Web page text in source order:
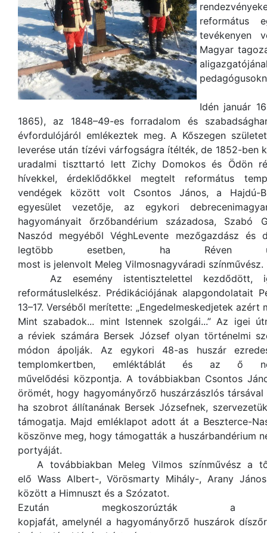
református
tevékenyen
Magyar
Idén január
1865), az 1848–49-es forradalom és
évfordulójáról emlékeztek meg. A Kőszegen
leverése után tízévi várfogságra ítélték, de 1852-ben
uradalmi tiszttartó lett Zichy Domokos és Ödön
hívekkel, érdeklődőkkel megtelt református
vendégek között volt Csontos János, a Hajdú-
egyesület vezetője, az egykori
hagyományait őrzőbandérium századosa, Szabó
Naszód megyéből VéghLevente mezőgazdász
legtöbb esetben, ha Réven
most is jelenvolt Meleg Vilmosnagyváradi színművész.
Az esemény istentisztelettel kezdődött,
reformátuslelkész. Prédikációjának alapgondolatait
13–17. Verséből merítette: „Engedelmeskedjetek
Mint szabadok... mint Istennek szolgái...” Az igei
a réviek számára Bersek József olyan történelmi
módon ápolják. Az egykori 48-as huszár
templomkertben, emléktáblát és az ő
művelődési központja. A továbbiakban Csontos
örömét, hogy hagyományőrző huszárzászlós
ha szobrot állítanának Bersek Józsefnek,
támogatja. Majd emléklapot adott át a Beszterce-
köszönve meg, hogy támogatták a huszárbandérium
portyáját.
A továbbiakban Meleg Vilmos színművész a
elő Wass Albert-, Vörösmarty Mihály-, Arany
között a Himnuszt és a Szózatot.
Ezután megkoszorúzták a
kopjafát, amelynél a hagyományőrző huszárok